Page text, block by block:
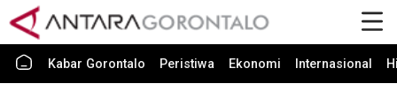
Kabar Gorontalo Peristiwa Ekonomi Internasional